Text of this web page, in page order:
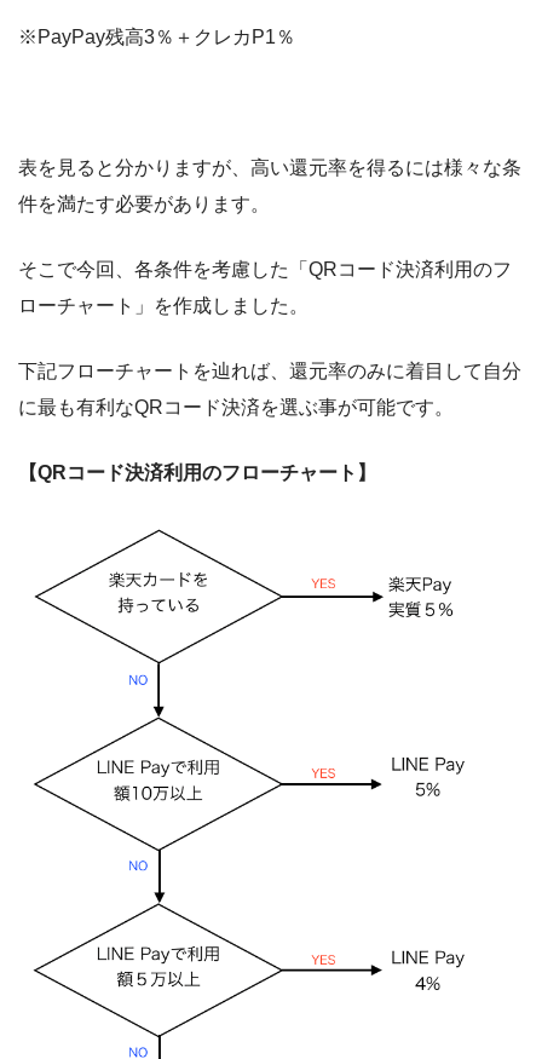
※PayPay残高3％＋クレカP1％
表を見ると分かりますが、高い還元率を得るには様々な条
件を満たす必要があります。
そこで今回、各条件を考慮した「QRコード決済利用のフ
ローチャート」を作成しました。
下記フローチャートを辿れば、還元率のみに着目して自分
に最も有利なQRコード決済を選ぶ事が可能です。
【QRコード決済利用のフローチャート】